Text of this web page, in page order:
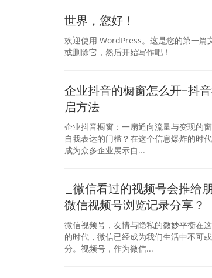
世界，您好！
欢迎使用 WordPress。这是您的第一篇
或删除它，然后开始写作吧！
企业抖音的橱窗怎么开-抖
启方法
企业抖音橱窗：一扇通向流量与变现的
自我表达的门槛？在这个信息爆炸的时
成为众多企业展示自...
_微信看过的视频号会推给
微信视频号浏览记录分享？
微信视频号，友情与隐私的微妙平衡在
的时代，微信已经成为我们生活中不可
分。视频号，作为微信...